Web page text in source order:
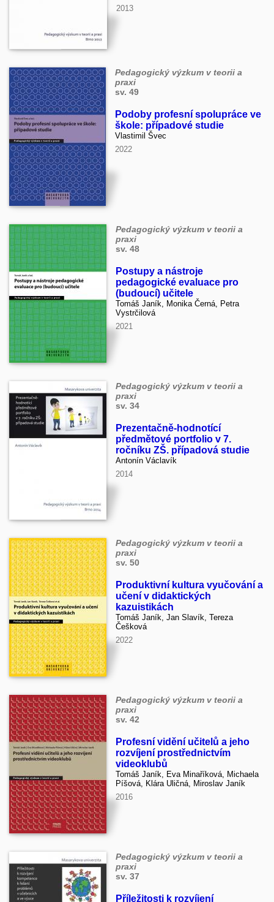
2013
Pedagogický výzkum v teorii a
praxi
sv. 49
Podoby profesní spolupráce ve
škole: případové studie
Vlastimil Švec
2022
Pedagogický výzkum v teorii a
praxi
sv. 48
Postupy a nástroje
pedagogické evaluace pro
(budoucí) učitele
Tomáš Janík, Monika Černá, Petra
Vystrčilová
2021
Pedagogický výzkum v teorii a
praxi
sv. 34
Prezentačně-hodnotící
předmětové portfolio v 7.
ročníku ZŠ. případová studie
Antonín Václavík
2014
Pedagogický výzkum v teorii a
praxi
sv. 50
Produktivní kultura vyučování a
učení v didaktických
kazuistikách
Tomáš Janík, Jan Slavík, Tereza
Češková
2022
Pedagogický výzkum v teorii a
praxi
sv. 42
Profesní vidění učitelů a jeho
rozvíjení prostřednictvím
videoklubů
Tomáš Janík, Eva Minaříková, Michaela
Píšová, Klára Uličná, Miroslav Janík
2016
Pedagogický výzkum v teorii a
praxi
sv. 37
Příležitosti k rozvíjení